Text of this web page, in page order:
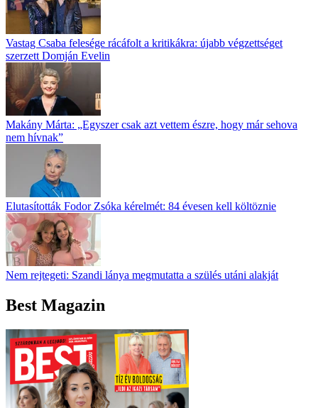
Vastag Csaba felesége rácáfolt a kritikákra: újabb végzettséget
szerzett Domján Evelin
Makány Márta: „Egyszer csak azt vettem észre, hogy már sehova
nem hívnak”
Elutasították Fodor Zsóka kérelmét: 84 évesen kell költöznie
Nem rejtegeti: Szandi lánya megmutatta a szülés utáni alakját
Best Magazin